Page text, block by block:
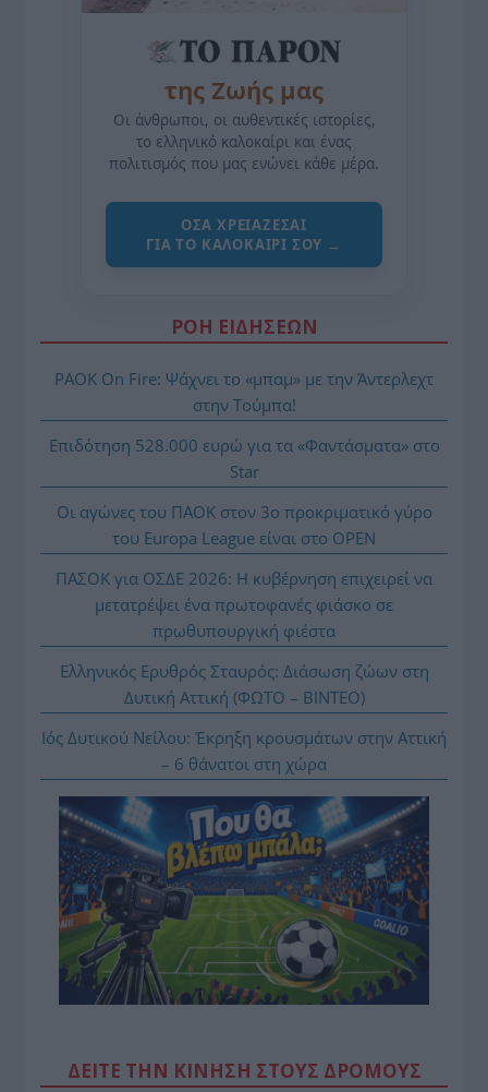
της Ζωής μας
Οι άνθρωποι, οι αυθεντικές ιστορίες,
το ελληνικό καλοκαίρι και ένας
πολιτισμός που μας ενώνει κάθε μέρα.
ΌΣΑ ΧΡΕΙΆΖΕΣΑΙ
ΓΙΑ ΤΟ ΚΑΛΟΚΑΊΡΙ ΣΟΥ →
ΡΟΗ ΕΙΔΗΣΕΩΝ
PAOK On Fire: Ψάχνει το «μπαμ» με την Άντερλεχτ
στην Τούμπα!
Επιδότηση 528.000 ευρώ για τα «Φαντάσματα» στο
Star
Οι αγώνες του ΠΑΟΚ στον 3ο προκριματικό γύρο
του Europa League είναι στο OPEN
ΠΑΣΟΚ για ΟΣΔΕ 2026: Η κυβέρνηση επιχειρεί να
μετατρέψει ένα πρωτοφανές φιάσκο σε
πρωθυπουργική φιέστα
Ελληνικός Ερυθρός Σταυρός: Διάσωση ζώων στη
Δυτική Αττική (ΦΩΤΟ – ΒΙΝΤΕΟ)
Ιός Δυτικού Νείλου: Έκρηξη κρουσμάτων στην Αττική
– 6 θάνατοι στη χώρα
ΔΕΙΤΕ ΤΗΝ ΚΙΝΗΣΗ ΣΤΟΥΣ ΔΡΌΜΟΥΣ